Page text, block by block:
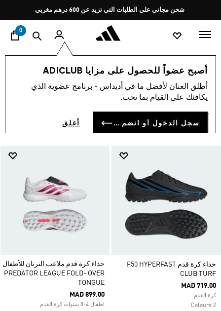
Pause
promotion
rotation
شحن مجاني علي الطلبات التي تزيد عن 600 درهم مغربي
0
أصبح عضواً للحصول على مزايا ADICLUB
أطلق العنان لأفضل ما في أديداس - برنامج عضوية الذي
يكافئك على القيام بما تحب.
سجل الدخول أو انضم الآن أغلق
الرياضات كرة القدم أحذية عشب
عشب (102)
حذاء كرة قدم F50 HYPERFAST
CLUB TURF
MAD 719.00
كرة القدم
2 Colours
حذاء كرة قدم ملاعب الترتان للأطفال
PREDATOR LEAGUE FOLD- OVER
TONGUE
MAD 899.00
اطفال 4-8 سنوات كرة القدم